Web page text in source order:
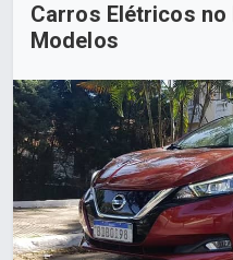
Carros Elétricos no
Modelos